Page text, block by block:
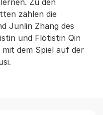
Zu den
zählen die
Junlin Zhang des
und Flötistin Qin
dem Spiel auf der